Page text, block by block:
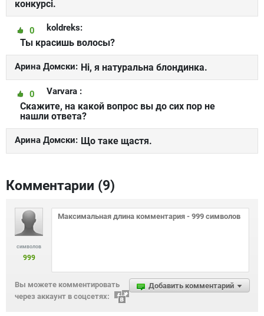
конкурсі.
koldreks:
0
Ты красишь волосы?
Арина Домски: Ні, я натуральна блондинка.
Varvara :
0
Скажите, на какой вопрос вы до сих пор не
нашли ответа?
Арина Домски: Що таке щастя.
Комментарии (9)
символов
999
Добавить комментарий
Вы можете комментировать
через аккаунт в соцсетях: